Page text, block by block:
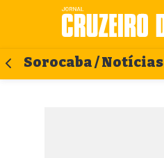
Sorocaba / Notícias